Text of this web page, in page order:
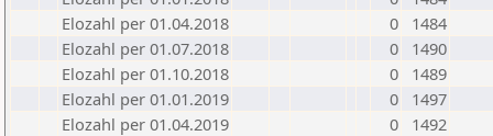
Elozahl per 01.04.2018
0
1484
Elozahl per 01.07.2018
0
1490
Elozahl per 01.10.2018
0
1489
Elozahl per 01.01.2019
0
1497
Elozahl per 01.04.2019
0
1492